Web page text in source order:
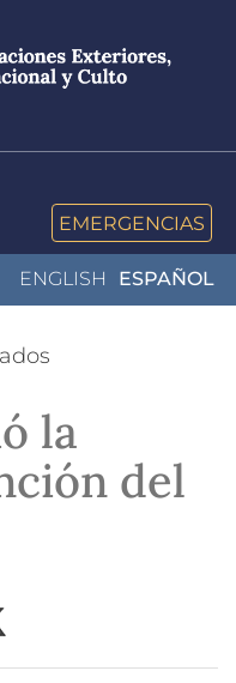
EMERGENCIAS
ENGLISH ESPAÑOL
la
del